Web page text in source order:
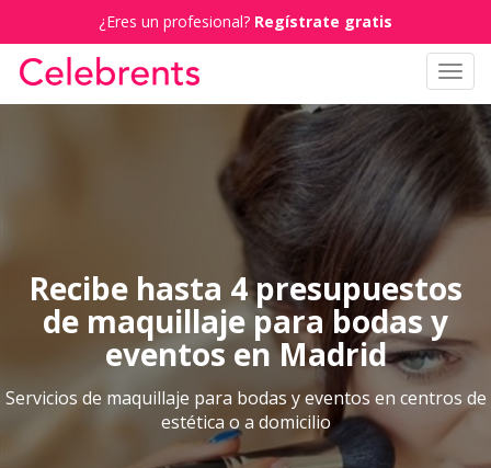
¿Eres un profesional? Regístrate gratis
Recibe hasta 4 presupuestos
de maquillaje para bodas y
eventos en Madrid
Servicios de maquillaje para bodas y eventos en centros de
estética o a domicilio